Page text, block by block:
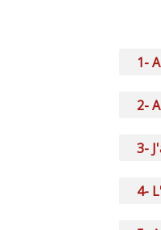
1-
2-
3-
4-